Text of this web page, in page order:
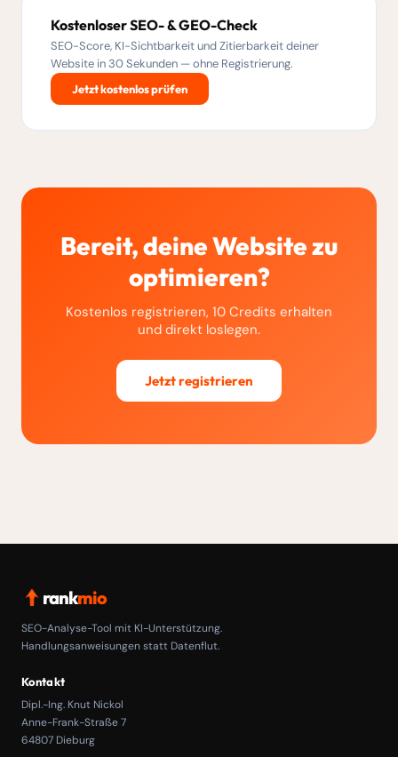
Kostenloser SEO- & GEO-Check
SEO-Score, KI-Sichtbarkeit und Zitierbarkeit deiner
Website in 30 Sekunden — ohne Registrierung.
Jetzt kostenlos prüfen
Bereit, deine Website zu
optimieren?
Kostenlos registrieren, 10 Credits erhalten
und direkt loslegen.
Jetzt registrieren
rankmio
SEO-Analyse-Tool mit KI-Unterstützung.
Handlungsanweisungen statt Datenflut.
Kontakt
Dipl.-Ing. Knut Nickol
Anne-Frank-Straße 7
64807 Dieburg